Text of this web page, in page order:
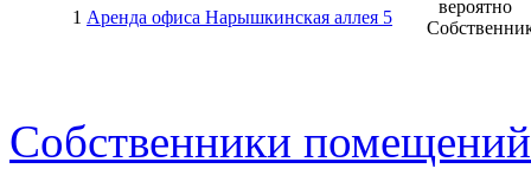
1 Аренда офиса Нарышкинская аллея 5
вероятно
Собственники